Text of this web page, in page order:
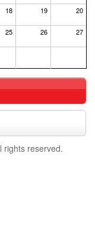
18 19 20
25 26 27
rights reserved.